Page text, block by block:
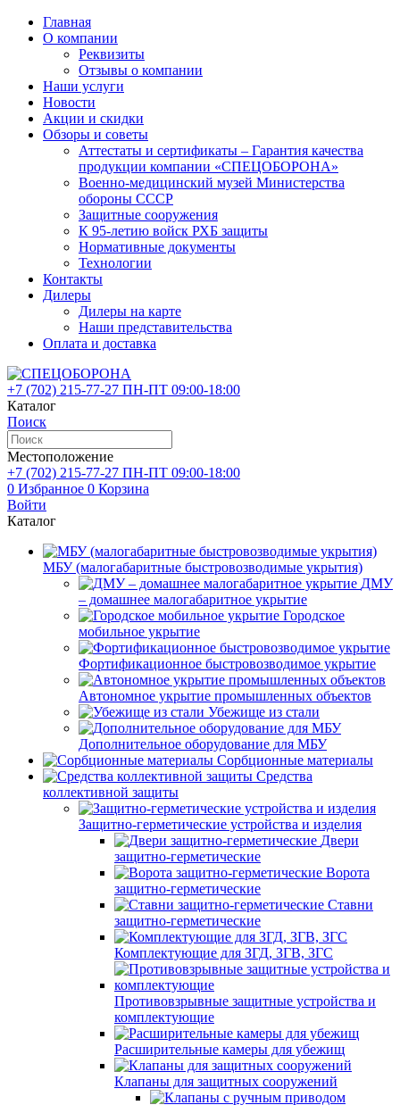
Главная
О компании
Реквизиты
Отзывы о компании
Наши услуги
Новости
Акции и скидки
Обзоры и советы
Аттестаты и сертификаты – Гарантия качества
продукции компании «СПЕЦОБОРОНА»
Военно-медицинский музей Министерства
обороны СССР
Защитные сооружения
К 95-летию войск РХБ защиты
Нормативные документы
Технологии
Контакты
Дилеры
Дилеры на карте
Наши представительства
Оплата и доставка
+7 (702) 215-77-27 ПН-ПТ 09:00-18:00
Каталог
Поиск
Местоположение
+7 (702) 215-77-27 ПН-ПТ 09:00-18:00
0 Избранное 0 Корзина
Войти
Каталог
МБУ (малогабаритные быстровозводимые укрытия)
ДМУ
– домашнее малогабаритное укрытие
Городское
мобильное укрытие
Фортификационное быстровозводимое укрытие
Автономное укрытие промышленных объектов
Убежище из стали
Дополнительное оборудование для МБУ
Сорбционные материалы
Средства
коллективной защиты
Защитно-герметические устройства и изделия
Двери
защитно-герметические
Ворота
защитно-герметические
Ставни
защитно-герметические
Комплектующие для ЗГД, ЗГВ, ЗГС
Противовзрывные защитные устройства и
комплектующие
Расширительные камеры для убежищ
Клапаны для защитных сооружений